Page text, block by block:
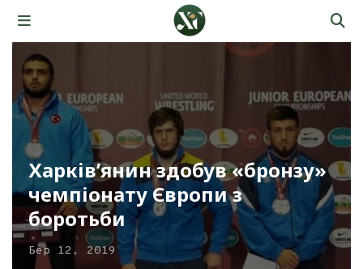
Харків’янин здобув «бронзу»
чемпіонату Європи з
боротьби
Бер 12, 2019